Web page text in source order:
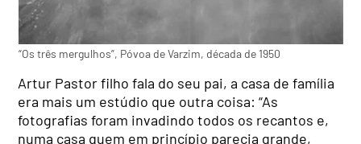
“Os três mergulhos”, Póvoa de Varzim, década de 1950
Artur Pastor filho fala do seu pai, a casa de família
era mais um estúdio que outra coisa: “As
fotografias foram invadindo todos os recantos e,
numa casa quem em princípio parecia grande,